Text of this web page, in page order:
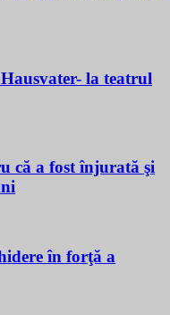
la teatrul
că a fost înjurată şi
în forţă a